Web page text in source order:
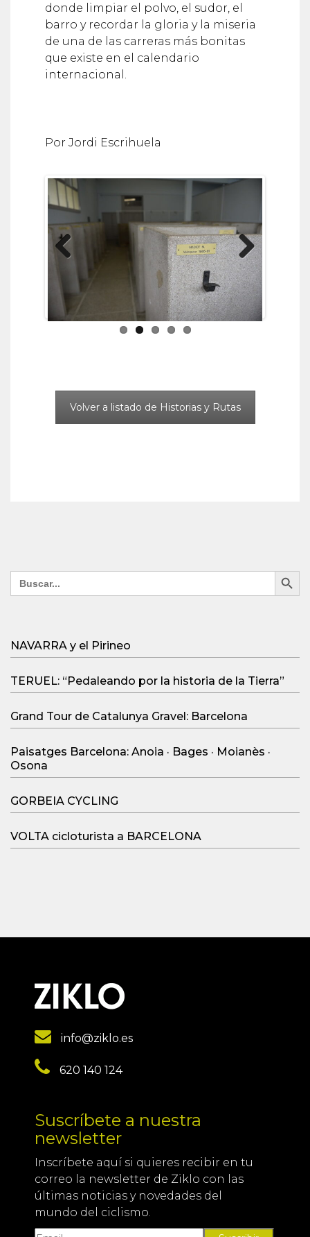
donde limpiar el polvo, el sudor, el
barro y recordar la gloria y la miseria
de una de las carreras más bonitas
que existe en el calendario
internacional.
Por Jordi Escrihuela
Next
Volver a listado de Historias y Rutas
Search
for:
Search Button
NAVARRA y el Pirineo
TERUEL: “Pedaleando por la historia de la Tierra”
Grand Tour de Catalunya Gravel: Barcelona
Paisatges Barcelona: Anoia · Bages · Moianès ·
Osona
GORBEIA CYCLING
VOLTA cicloturista a BARCELONA
info@ziklo.es
620 140 124
Suscríbete a nuestra
newsletter
Inscríbete aquí si quieres recibir en tu
correo la newsletter de Ziklo con las
últimas noticias y novedades del
mundo del ciclismo.